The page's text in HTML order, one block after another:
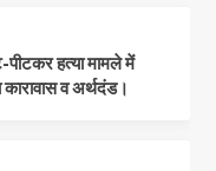
पीटकर हत्या मामले में
कारावास व अर्थदंड।